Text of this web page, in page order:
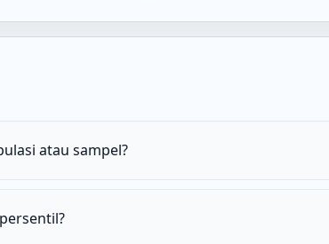
atau sampel?